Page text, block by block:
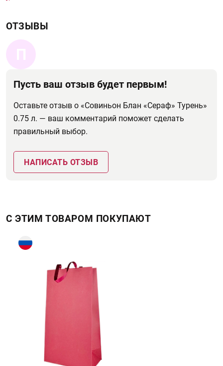
ОТЗЫВЫ
П
Пусть ваш отзыв будет первым!
Оставьте отзыв о «Совиньон Блан «Сераф» Турень»
0.75 л. — ваш комментарий поможет сделать
правильный выбор.
НАПИСАТЬ ОТЗЫВ
С ЭТИМ ТОВАРОМ ПОКУПАЮТ